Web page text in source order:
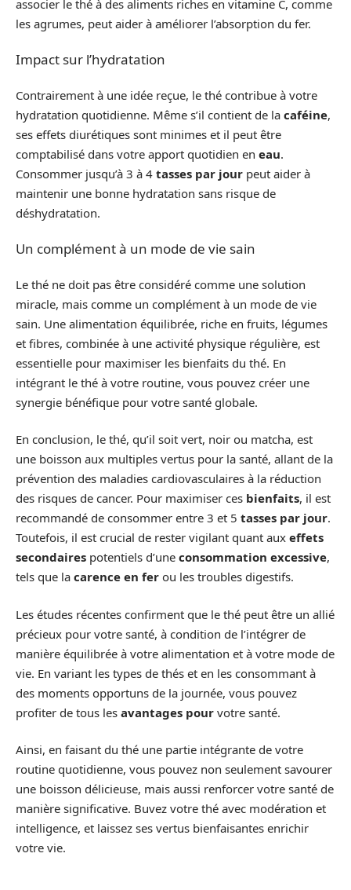
associer le thé à des aliments riches en vitamine C, comme
les agrumes, peut aider à améliorer l’absorption du fer.
Impact sur l’hydratation
Contrairement à une idée reçue, le thé contribue à votre
hydratation quotidienne. Même s’il contient de la caféine,
ses effets diurétiques sont minimes et il peut être
comptabilisé dans votre apport quotidien en eau.
Consommer jusqu’à 3 à 4 tasses par jour peut aider à
maintenir une bonne hydratation sans risque de
déshydratation.
Un complément à un mode de vie sain
Le thé ne doit pas être considéré comme une solution
miracle, mais comme un complément à un mode de vie
sain. Une alimentation équilibrée, riche en fruits, légumes
et fibres, combinée à une activité physique régulière, est
essentielle pour maximiser les bienfaits du thé. En
intégrant le thé à votre routine, vous pouvez créer une
synergie bénéfique pour votre santé globale.
En conclusion, le thé, qu’il soit vert, noir ou matcha, est
une boisson aux multiples vertus pour la santé, allant de la
prévention des maladies cardiovasculaires à la réduction
des risques de cancer. Pour maximiser ces bienfaits, il est
recommandé de consommer entre 3 et 5 tasses par jour.
Toutefois, il est crucial de rester vigilant quant aux effets
secondaires potentiels d’une consommation excessive,
tels que la carence en fer ou les troubles digestifs.
Les études récentes confirment que le thé peut être un allié
précieux pour votre santé, à condition de l’intégrer de
manière équilibrée à votre alimentation et à votre mode de
vie. En variant les types de thés et en les consommant à
des moments opportuns de la journée, vous pouvez
profiter de tous les avantages pour votre santé.
Ainsi, en faisant du thé une partie intégrante de votre
routine quotidienne, vous pouvez non seulement savourer
une boisson délicieuse, mais aussi renforcer votre santé de
manière significative. Buvez votre thé avec modération et
intelligence, et laissez ses vertus bienfaisantes enrichir
votre vie.